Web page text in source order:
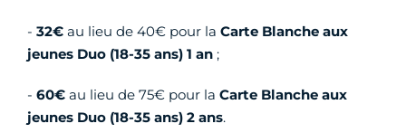
- 32€ au lieu de 40€ pour la Carte Blanche aux
jeunes Duo (18-35 ans) 1 an ;
- 60€ au lieu de 75€ pour la Carte Blanche aux
jeunes Duo (18-35 ans) 2 ans.